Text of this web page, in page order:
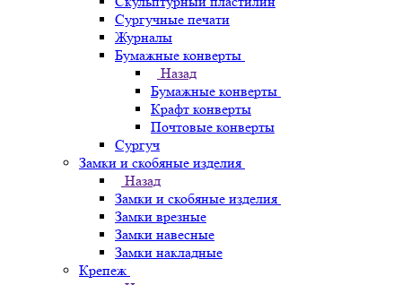
Сургучные печати
Журналы
Бумажные конверты
Назад
Бумажные конверты
Крафт конверты
Почтовые конверты
Сургуч
Замки и скобяные изделия
Назад
Замки и скобяные изделия
Замки врезные
Замки навесные
Замки накладные
Крепеж